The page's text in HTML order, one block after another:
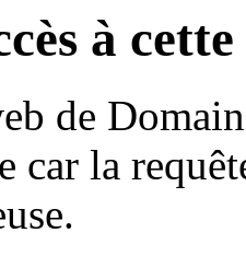
à
de
car la